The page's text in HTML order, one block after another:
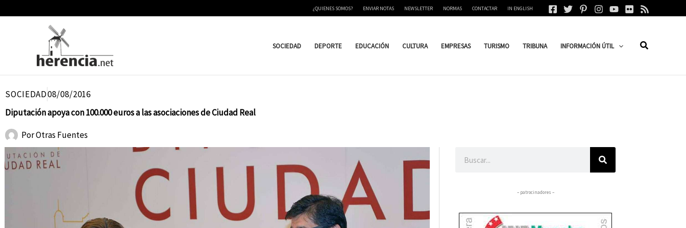
¿QUIENES SOMOS? ENVIAR NOTAS NEWSLETTER NORMAS CONTACTAR IN ENGLISH
SOCIEDAD DEPORTE EDUCACIÓN CULTURA EMPRESAS TURISMO TRIBUNA INFORMACIÓN ÚTIL
SOCIEDAD08/08/2016
Diputación apoya con 100.000 euros a las asociaciones de Ciudad Real
PorOtras Fuentes
– patrocinadores –